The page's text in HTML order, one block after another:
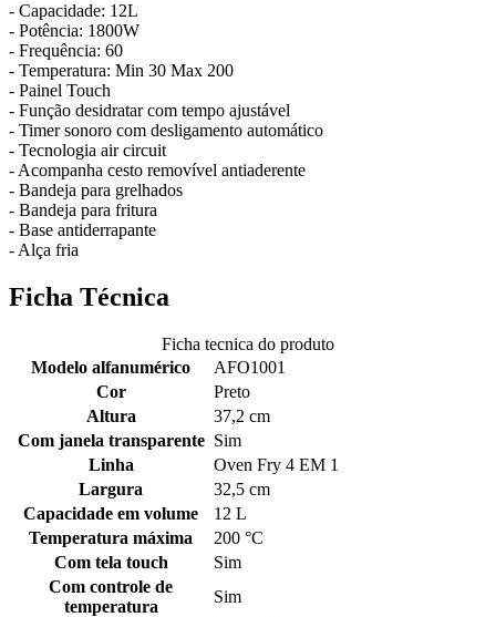
- Capacidade: 12L
- Potência: 1800W
- Frequência: 60
- Temperatura: Min 30 Max 200
- Painel Touch
- Função desidratar com tempo ajustável
- Timer sonoro com desligamento automático
- Tecnologia air circuit
- Acompanha cesto removível antiaderente
- Bandeja para grelhados
- Bandeja para fritura
- Base antiderrapante
- Alça fria
Ficha Técnica
Ficha tecnica do produto
Modelo alfanumérico
AFO1001
Cor
Preto
Altura
37,2 cm
Com janela transparente Sim
Linha
Oven Fry 4 EM 1
Largura
32,5 cm
Capacidade em volume
12 L
Temperatura máxima
200 °C
Com tela touch
Sim
Com controle de
temperatura
Sim